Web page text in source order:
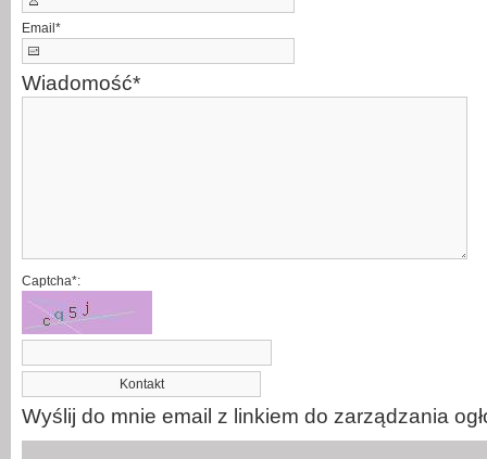
Email *
Wiadomość*
Captcha*:
Wyślij do mnie email z linkiem do zarządzania